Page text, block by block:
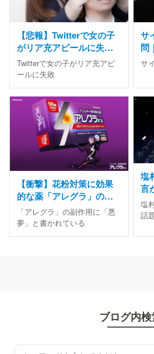
【悲報】Twitterで女の子
がリア充アピールに失
敗！これはワロタｗｗｗ
Twitterで女の子がリア充アピ
ールに失敗
サ
問
る
サ
【衝撃】花粉対策に効果
的な薬「アレグラ」の副
作用に「悪夢」と書かれ
ている件
「アレグラ」の副作用に「悪
夢」と書かれている
塩
言
と
円」
塩
話
ブログ内